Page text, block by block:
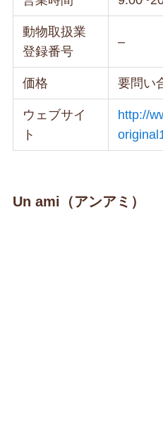
動物取扱業
登録番号
–
価格 要問い
ウェブサイ
ト
http://
Un ami（アンアミ）